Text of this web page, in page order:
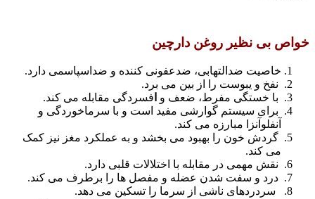
خواص بی نظیر روغن دارچین
خاصیت ضدالتهابی، ضدعفونی کننده و ضداسپاسمی دارد.
نفخ و یبوست را از بین می برد.
با خستگی مفرط، ضعف و فسردگی مقابله می کند.
برای سیستم گوارشی مفید است و با سرماخوردگی و
آنفلوآنزا مبارزه می کند.
گردش خون را بهبود می بخشد و به عملکرد مغز نیز کمک
می کند.
نقش مهمی در مقابله با اختلالات قلبی دارد.
درد و سفت شدن عضله و مفصل ها را برطرف می کند.
سردردهای ناشی از سرما را تسکین می دهد.